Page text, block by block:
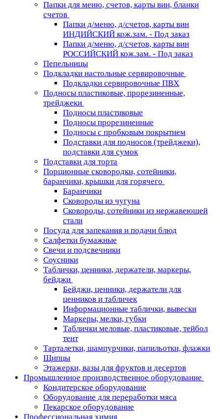
Папки для меню, счетов, карты вин, бланки
счетов
Папки д/меню, д/счетов, карты вин
ИНДИЙСКИЙ кож.зам. - Под заказ
Папки д/меню, д/счетов, карты вин
РОССИЙСКИЙ кож.зам. - Под заказ
Пепельницы
Подкладки настольные сервировочные
Подкладки сервировочные ПВХ
Подносы пластиковые, прорезиненные,
трейджеки
Подносы пластиковые
Подносы прорезиненные
Подносы с пробковым покрытием
Подставки для подносов (трейджеки),
подставки для сумок
Подставки для торта
Порционные сковородки, сотейники,
баранчики, крышки для горячего
Баранчики
Сковороды из чугуна
Сковороды, сотейники из нержавеющей
стали
Посуда для запекания и подачи блюд
Салфетки бумажные
Свечи и подсвечники
Соусники
Таблички, ценники, держатели, маркеры,
бейджи
Бейджи, ценники, держатели для
ценников и табличек
Информационные таблички, вывески
Маркеры, мелки, губки
Таблички меловые, пластиковые, тейбол
тент
Тарталетки, шампурчики, папильотки, флажки
Щипцы
Этажерки, вазы для фруктов и десертов
Промышленное производственное оборудование
Кондитерское оборудование
Оборудование для переработки мяса
Пекарское оборудование
Профессиональная химия